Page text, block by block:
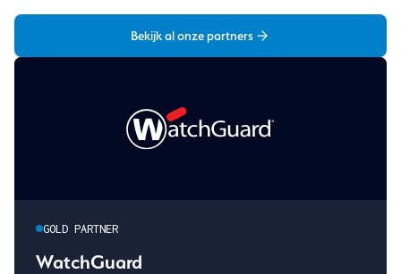
Bekijk al onze partners
GOLD PARTNER
WatchGuard